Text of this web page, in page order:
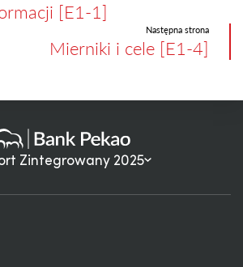
[E1-1]
Następna strona
Mierniki i cele [E1-4]
Zintegrowany 2025